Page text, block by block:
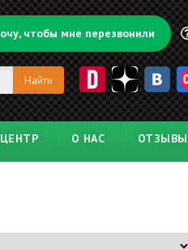
чтобы мне перезвонили
О НАС ОТЗЫВЫ